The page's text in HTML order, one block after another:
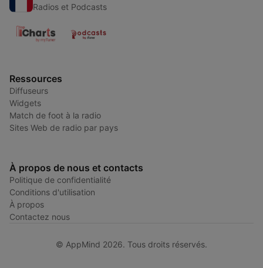
Radios et Podcasts
Ressources
Diffuseurs
Widgets
Match de foot à la radio
Sites Web de radio par pays
À propos de nous et contacts
Politique de confidentialité
Conditions d'utilisation
À propos
Contactez nous
© AppMind 2026. Tous droits réservés.